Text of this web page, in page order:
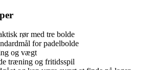
rør med tre bolde
for padelbolde
og vægt
træning og fritidsspil